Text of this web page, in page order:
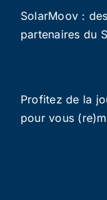
SolarMoov :
partenaires du
Profitez de la
pour vous